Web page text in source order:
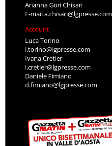
Arianna Gori Chisari
E-maila.chisari@lgpresse.com
Account
Luca Torino
l.torino@lgpresse.com
Ivana Cretier
i.cretier@lgpresse.com
Daniele Fimiano
d.fimiano@lgpresse.com